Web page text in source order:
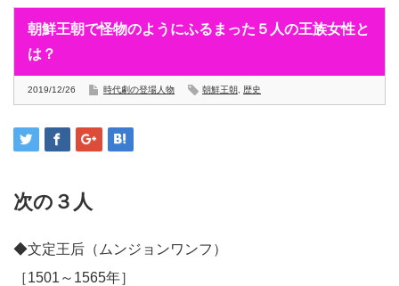
朝鮮王朝で怪物のようにふるまった５人の王族女性と
は？
2019/12/26 時代劇の登場人物 朝鮮王朝 歴史
次の３人
◆文定王后（ムンジョンワンフ）
［1501～1565年］